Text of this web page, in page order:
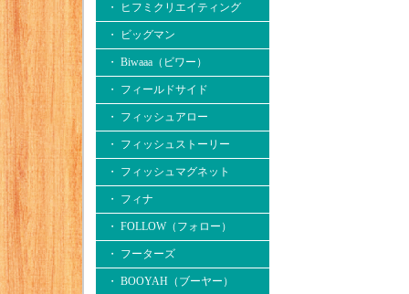
・ ヒフミクリエイティング
・ ビッグマン
・ Biwaaa（ビワー）
・ フィールドサイド
・ フィッシュアロー
・ フィッシュストーリー
・ フィッシュマグネット
・ フィナ
・ FOLLOW（フォロー）
・ フーターズ
・ BOOYAH（ブーヤー）